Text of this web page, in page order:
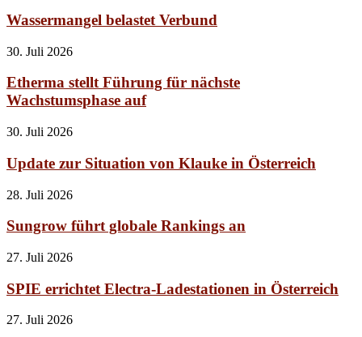
Wassermangel belastet Verbund
30. Juli 2026
Etherma stellt Führung für nächste
Wachstumsphase auf
30. Juli 2026
Update zur Situation von Klauke in Österreich
28. Juli 2026
Sungrow führt globale Rankings an
27. Juli 2026
SPIE errichtet Electra-Ladestationen in Österreich
27. Juli 2026